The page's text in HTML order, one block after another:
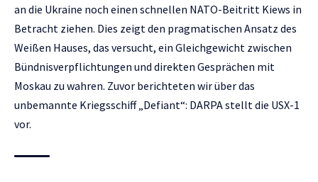
an die Ukraine noch einen schnellen NATO-Beitritt Kiews in
Betracht ziehen. Dies zeigt den pragmatischen Ansatz des
Weißen Hauses, das versucht, ein Gleichgewicht zwischen
Bündnisverpflichtungen und direkten Gesprächen mit
Moskau zu wahren. Zuvor berichteten wirüber das
unbemannte Kriegsschiff „Defiant“: DARPA stellt die USX-1
vor.